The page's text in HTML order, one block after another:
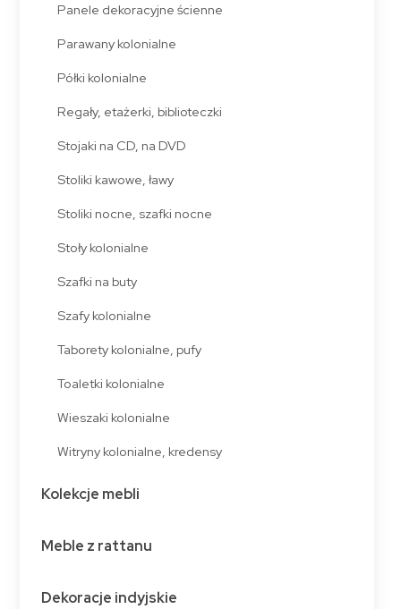
Panele dekoracyjne ścienne
Parawany kolonialne
Półki kolonialne
Regały, etażerki, biblioteczki
Stojaki na CD, na DVD
Stoliki kawowe, ławy
Stoliki nocne, szafki nocne
Stoły kolonialne
Szafki na buty
Szafy kolonialne
Taborety kolonialne, pufy
Toaletki kolonialne
Wieszaki kolonialne
Witryny kolonialne, kredensy
Kolekcje mebli
Meble z rattanu
Dekoracje indyjskie